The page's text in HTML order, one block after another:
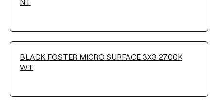
FARBTEMPERATUR
BLACK FOSTER MICRO SURFACE 3X3 2700K
WT